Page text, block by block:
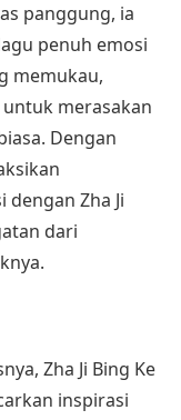
panggung, ia
penuh emosi
memukau,
merasakan
Dengan
Zha Ji
dari
Zha Ji Bing Ke
inspirasi